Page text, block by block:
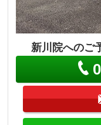
新川院へのご